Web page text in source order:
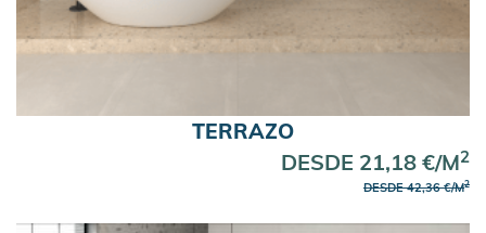
TERRAZO
DESDE 21,18 €/M2
DESDE 42,36 €/M2